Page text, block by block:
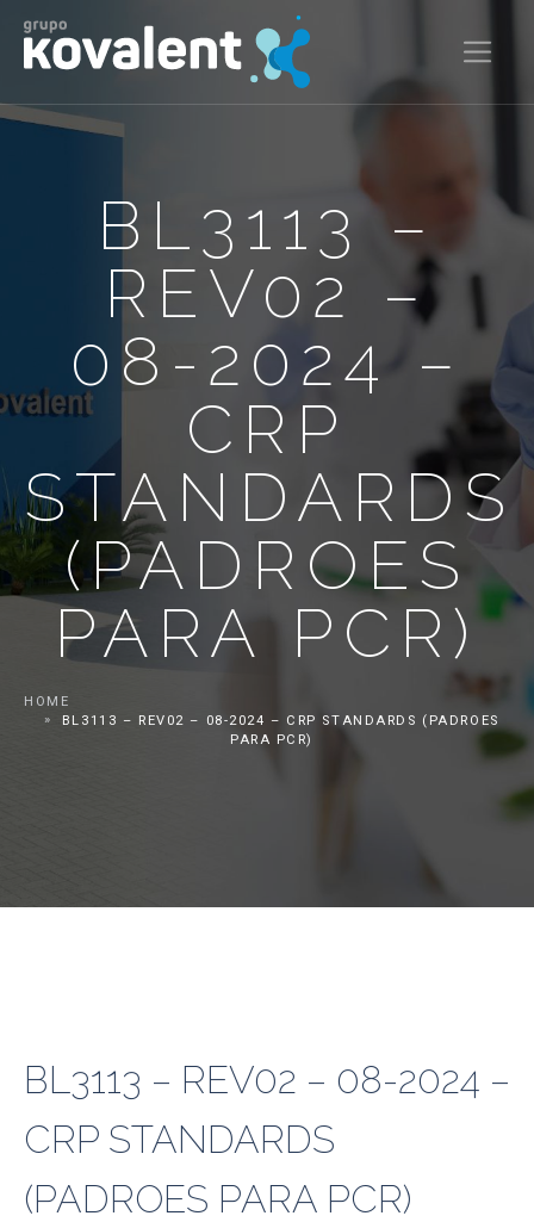
BL3113 –
REV02 –
08-2024 –
CRP
STANDARDS
(PADROES
PARA PCR)
HOME
BL3113 – REV02 – 08-2024 – CRP STANDARDS (PADROES
PARA PCR)
BL3113 – REV02 – 08-2024 –
CRP STANDARDS
(PADROES PARA PCR)